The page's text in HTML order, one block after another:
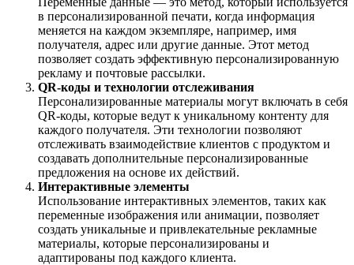
в персонализированной печати, когда информация
меняется на каждом экземпляре, например, имя
получателя, адрес или другие данные. Этот метод
позволяет создать эффективную персонализированную
рекламу и почтовые рассылки.
QR-коды и технологии отслеживания
Персонализированные материалы могут включать в себя
QR-коды, которые ведут к уникальному контенту для
каждого получателя. Эти технологии позволяют
отслеживать взаимодействие клиентов с продуктом и
создавать дополнительные персонализированные
предложения на основе их действий.
Интерактивные элементы
Использование интерактивных элементов, таких как
переменные изображения или анимации, позволяет
создать уникальные и привлекательные рекламные
материалы, которые персонализированы и
адаптированы под каждого клиента.